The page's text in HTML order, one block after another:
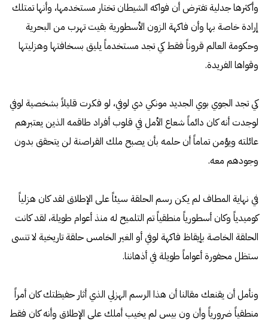
وأكثرها جدلية تفترض أن فواكه الشيطان تختار مستخدمها، وأنها تمتلك
إرادة خاصة بها وأن فاكهة الزون الأسطورية بقيت تهرب من البحرية
وحكومة العالم قروناً فقط كي تجد مستخدماً يليق بسخافتها وهزليتها
وقواها الفريدة.
كي تجد الجوي بوي الجديد مونكي دي لوفي، لو فكرت قليلاً بشخصية لوفي
لوجدت أنه كان دائماً شعاع الأمل في قلوب أفراد طاقمه الذين يعتبرهم
عائلته ويؤمن تماماً أن حلمه بأن يصبح ملك القراصنة لن يتحقق بدون
وجودهم معه.
في نهاية المطاف لم يكن رسم الحلقة سيئاً على الإطلاق لقد كان هزلياً
كوميدياً وكان أسطورياً منطقياً تم التلميح له منذ أعوام طويلة، لقد كانت
الحلقة الخاصة بإيقاظ فاكهة لوفي أو الغير الخامس حلقة تاريخية لا تنسى
ستظل محفورة أعواماً طويلة في أذهاننا.
ونأمل أن يقنعك مقالنا أن هذا الرسم الهزلي الذي أثار حفيظتك كان أمراً
منطقياً ضرورياً وأن ون بيس لم يخيب أملك على الإطلاق وأنه كان فقط